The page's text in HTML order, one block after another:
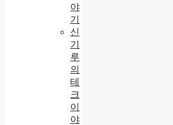
야
기
신
기
루
의
테
크
이
야